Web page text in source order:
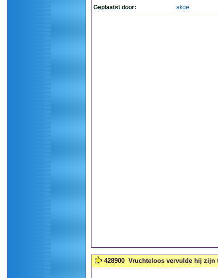
Geplaatst door: akoe
428900 Vruchteloos vervulde hij zijn